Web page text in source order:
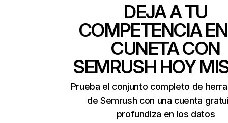
DEJA A TU
COMPETENCIA
CUNETA CON
SEMRUSH HOY
Prueba el conjunto completo de
de Semrush con una cuenta
profundiza en los datos